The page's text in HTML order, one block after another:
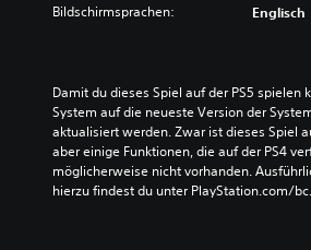
Bildschirmsprachen: Englisch
Damit du dieses Spiel auf der PS5 spielen
System auf die neueste Version der
aktualisiert werden. Zwar ist dieses Spiel
aber einige Funktionen, die auf der PS4
möglicherweise nicht vorhanden.
hierzu findest du unter PlayStation.com/bc.